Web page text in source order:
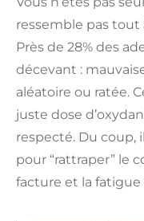
ressemble pas tout
Près de 28% des
décevant :
aléatoire ou ratée.
juste dose
respecté. Du coup,
pour “rattraper” le
facture et la fatigue